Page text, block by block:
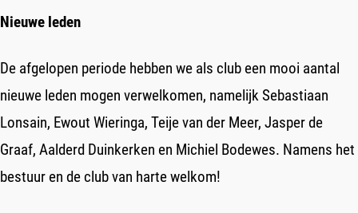
Clubkleding
Contact
Winsumer Wierden Tocht
Nieuwe leden
De afgelopen periode hebben we als club een mooi aantal
nieuwe leden mogen verwelkomen, namelijk Sebastiaan
Lonsain, Ewout Wieringa, Teije van der Meer, Jasper de
Graaf, Aalderd Duinkerken en Michiel Bodewes. Namens het
bestuur en de club van harte welkom!